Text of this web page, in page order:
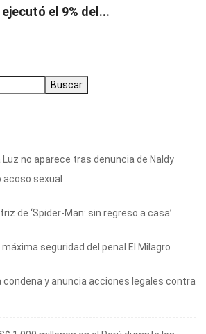
el 9% del...
Buscar
Luz no aparece tras denuncia de Naldy
sexual
de ‘Spider-Man: sin regreso a casa’
seguridad del penal El Milagro
condena y anuncia acciones legales contra